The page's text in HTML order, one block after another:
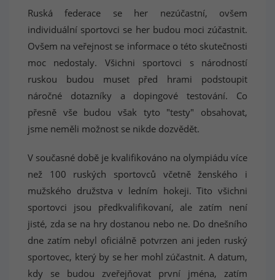
Ruská federace se her nezúčastní, ovšem
individuální sportovci se her budou moci zúčastnit.
Ovšem na veřejnost se informace o této skutečnosti
moc nedostaly. Všichni sportovci s národností
ruskou budou muset před hrami podstoupit
náročné dotazníky a dopingové testování. Co
přesně vše budou však tyto "testy" obsahovat,
jsme neměli možnost se nikde dozvědět.
V současné době je kvalifikováno na olympiádu více
než 100 ruských sportovců včetně ženského i
mužského družstva v ledním hokeji. Tito všichni
sportovci jsou předkvalifikovaní, ale zatím není
jisté, zda se na hry dostanou nebo ne. Do dnešního
dne zatím nebyl oficiálně potvrzen ani jeden ruský
sportovec, který by se her mohl zúčastnit. A datum,
kdy se budou zveřejňovat první jména, zatím